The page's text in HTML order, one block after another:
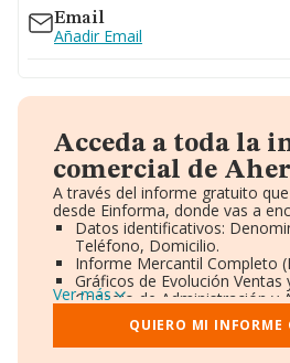
Email
Añadir Email
Acceda a toda la
comercial de
A través del informe gratuito
desde Einforma, donde vas a
Datos identificativos:
Teléfono, Domicilio.
Informe Mercantil Completo
Gráficos de Evolución Ventas
Consejo de Administración y
Directivos y Ejecutivos.
Accionistas.
Participaciones y
Ver más
QUIERO MI INFORME